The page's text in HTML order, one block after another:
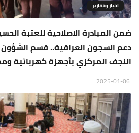
اخبار وتقارير
ضمن المبادرة الاصلاحية للعتبة
دعم السجون العراقية.. قسم
النجف المركزي بأجهزة كهربائية